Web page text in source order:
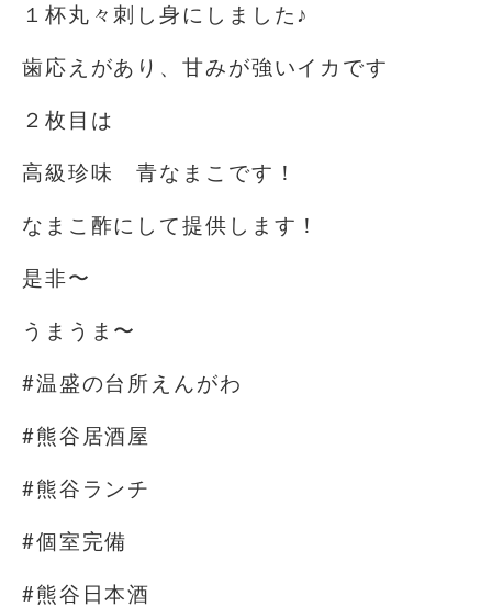
１杯丸々刺し身にしました♪
歯応えがあり、甘みが強いイカです
２枚目は
高級珍味 青なまこです！
なまこ酢にして提供します！
是非〜
うまうま〜
#温盛の台所えんがわ
#熊谷居酒屋
#熊谷ランチ
#個室完備
#熊谷日本酒